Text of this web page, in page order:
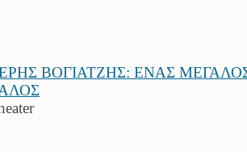
ΒΟΓΙΑΤΖΗΣ: ΕΝΑΣ